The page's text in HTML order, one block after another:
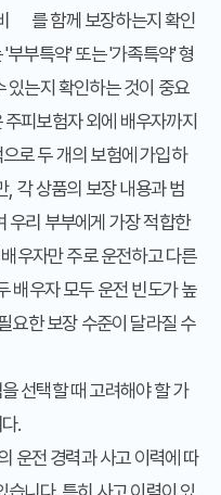
를 함께 보장하는지 확인
부특약' 또는 '가족특약' 형
있는지 확인하는 것이 중요
피보험자 외에 배우자까지
로 두 개의 보험에 가입하
, 각 상품의 보장 내용과 범
우리 부부에게 가장 적합한
우자만 주로 운전하고 다른
배우자 모두 운전 빈도가 높
요한 보장 수준이 달라질 수
선택할 때 고려해야 할 가
.
운전 경력과 사고 이력에 따